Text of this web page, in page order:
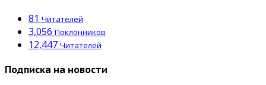
81 Читателей
3,056 Поклонников
12,447 Читателей
Подписка на новости